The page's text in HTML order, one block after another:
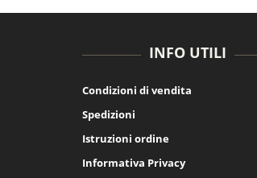
INFO UTILI
Condizioni di vendita
Spedizioni
Istruzioni ordine
Informativa Privacy